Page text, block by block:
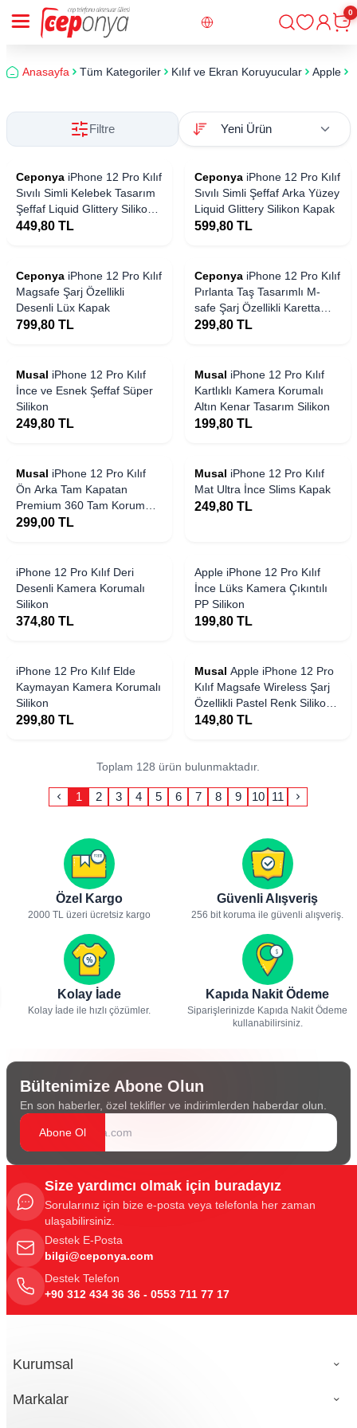
Giriş
0
Anasayfa Tüm Kategoriler Kılıf ve Ekran Koruyucular Apple
Filtre
Ceponya iPhone 12 Pro Kılıf
Sıvılı Simli Kelebek Tasarım
Şeffaf Liquid Glittery Silikon
Kapak
449,80 TL
Ceponya iPhone 12 Pro Kılıf
Sıvılı Simli Şeffaf Arka Yüzey
Liquid Glittery Silikon Kapak
599,80 TL
Ceponya iPhone 12 Pro Kılıf
Magsafe Şarj Özellikli
Desenli Lüx Kapak
799,80 TL
Ceponya iPhone 12 Pro Kılıf
Pırlanta Taş Tasarımlı M-
safe Şarj Özellikli Karetta
Silikon Kapak
299,80 TL
Musal iPhone 12 Pro Kılıf
İnce ve Esnek Şeffaf Süper
Silikon
249,80 TL
Musal iPhone 12 Pro Kılıf
Kartlıklı Kamera Korumalı
Altın Kenar Tasarım Silikon
199,80 TL
Musal iPhone 12 Pro Kılıf
Ön Arka Tam Kapatan
Premium 360 Tam Koruma
Lüx Kapak
299,00 TL
Musal iPhone 12 Pro Kılıf
Mat Ultra İnce Slims Kapak
249,80 TL
iPhone 12 Pro Kılıf Deri
Desenli Kamera Korumalı
Silikon
374,80 TL
Apple iPhone 12 Pro Kılıf
İnce Lüks Kamera Çıkıntılı
PP Silikon
199,80 TL
iPhone 12 Pro Kılıf Elde
Kaymayan Kamera Korumalı
Silikon
299,80 TL
Musal Apple iPhone 12 Pro
Kılıf Magsafe Wireless Şarj
Özellikli Pastel Renk Silikon
Mat Kapak
149,80 TL
Toplam 128 ürün bulunmaktadır.
1 2 3 4 5 6 7 8 9 10 11
Özel Kargo
2000 TL üzeri ücretsiz kargo
Güvenli Alışveriş
256 bit koruma ile güvenli alışveriş.
Kolay İade
Kolay İade ile hızlı çözümler.
Kapıda Nakit Ödeme
Siparişlerinizde Kapıda Nakit Ödeme
kullanabilirsiniz.
Bültenimize Abone Olun
En son haberler, özel teklifler ve indirimlerden haberdar olun.
Abone Ol
Size yardımcı olmak için buradayız
Sorularınız için bize e-posta veya telefonla her zaman
ulaşabilirsiniz.
Destek E-Posta
bilgi@ceponya.com
Destek Telefon
+90 312 434 36 36 - 0553 711 77 17
Kurumsal
Markalar